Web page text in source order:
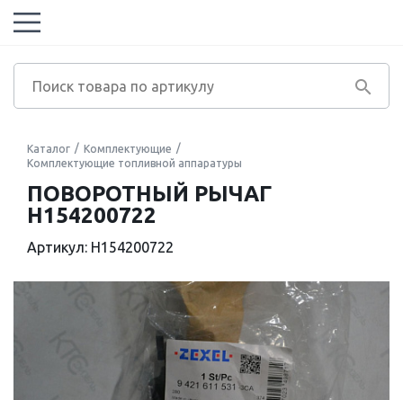
Каталог
Комплектующие
Комплектующие топливной аппаратуры
ПОВОРОТНЫЙ РЫЧАГ
H154200722
Артикул: H154200722